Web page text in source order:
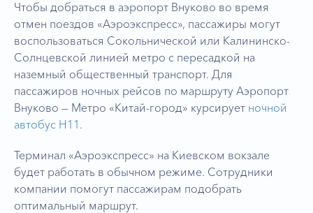
Чтобы добраться в аэропорт Внуково во время
отмен поездов «Аэроэкспресс», пассажиры могут
воспользоваться Сокольнической или Калининско-
Солнцевской линией метро с пересадкой на
наземный общественный транспорт. Для
пассажиров ночных рейсов по маршруту Аэропорт
Внуково — Метро «Китай-город» курсирует ночной
автобус Н11 .
Терминал «Аэроэкспресс» на Киевском вокзале
будет работать в обычном режиме. Сотрудники
компании помогут пассажирам подобрать
оптимальный маршрут.